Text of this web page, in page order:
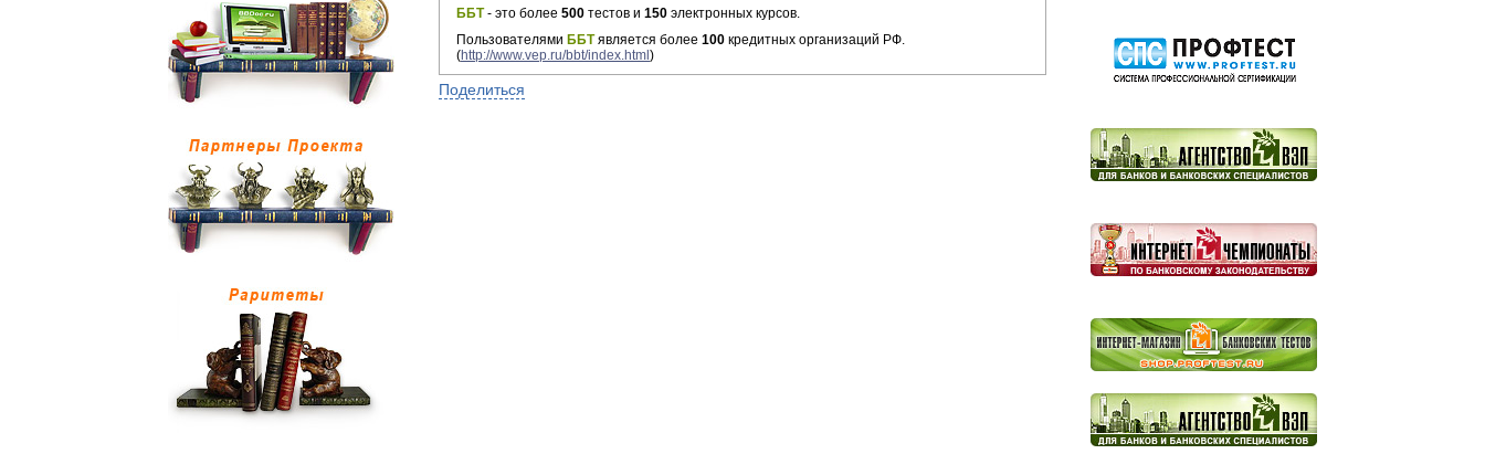
ББТ- это более 500 тестов и 150 электронных курсов.
Пользователями ББТявляется более 100 кредитных организаций РФ.
(http://www.vep.ru/bbt/index.html )
Поделиться